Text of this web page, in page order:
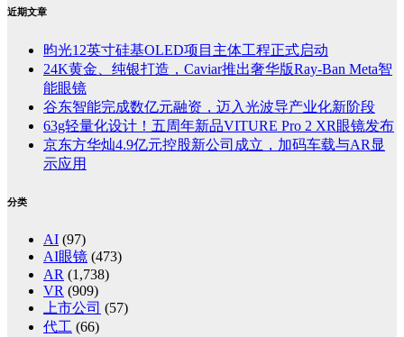
近期文章
昀光12英寸硅基OLED项目主体工程正式启动
24K黄金、纯银打造，Caviar推出奢华版Ray-Ban Meta智
能眼镜
谷东智能完成数亿元融资，迈入光波导产业化新阶段
63g轻量化设计！五周年新品VITURE Pro 2 XR眼镜发布
京东方华灿4.9亿元控股新公司成立，加码车载与AR显
示应用
分类
AI (97)
AI眼镜 (473)
AR (1,738)
VR (909)
上市公司 (57)
代工 (66)